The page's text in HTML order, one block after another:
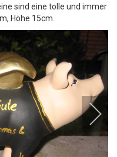
sind eine tolle und immer
Höhe 15cm.